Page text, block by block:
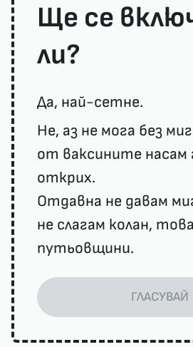
Ще се
ли?
Да, най-сетне.
Не, аз не мога без
от ваксините насам
открих.
Отдавна не давам
не слагам колан,
путьовщини.
ГЛАСУВАЙ